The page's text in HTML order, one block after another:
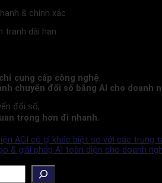
& chính xác
tranh dài hạn
cung cấp công nghệ,
chuyển đổi số bằng AI cho doanh
đổi số,
trọng hơn đi nhanh.
AGI có gì khác biệt so với các trung
& giải pháp AI toàn diện cho doanh